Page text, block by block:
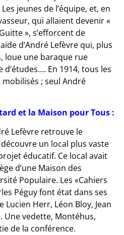
jeunes de l’équipe, et, en
qui allaient devenir «
», s’efforcent de
d’André Lefèvre qui, plus
loue une baraque rue
En 1914, tous les
; seul André
et la Maison pour Tous :
Lefèvre retrouve le
un local plus vaste
éducatif. Ce local avait
d’une Maison des
Populaire. Les «Cahiers
Péguy font état dans ses
Lucien Herr, Léon Bloy, Jean
Une vedette, Montéhus,
de la conférence.